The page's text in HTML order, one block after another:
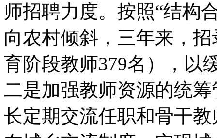
师招聘力度。按照“结构
向农村倾斜，三年来，
育阶段教师379名），以
二是加强教师资源的统
长定期交流任职和骨干